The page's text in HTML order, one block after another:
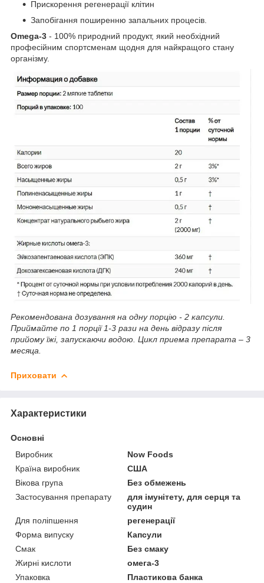
Прискорення регенерації клітин
Запобігання поширенню запальних процесів.
Omega-3 - 100% природний продукт, який необхідний
професійним спортсменам щодня для найкращого стану
організму.
Рекомендована дозування на одну порцію - 2 капсули.
Приймайте по 1 порції 1-3 рази на день відразу після
прийому їжі, запускаючи водою. Цикл приема препарата – 3
месяца.
Приховати
Характеристики
Основні
Виробник
Now Foods
Країна виробник
США
Вікова група
Без обмежень
Застосування препарату
для імунітету, для серця та
судин
Для поліпшення
регенерації
Форма випуску
Капсули
Смак
Без смаку
Жирні кислоти
омега-3
Упаковка
Пластикова банка